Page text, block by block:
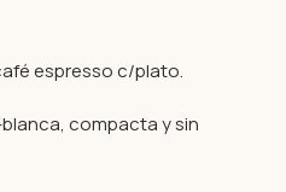
espresso c/plato.
compacta y sin